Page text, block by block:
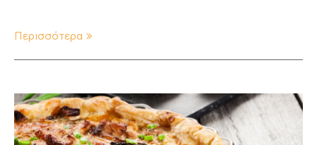
Περισσότερα